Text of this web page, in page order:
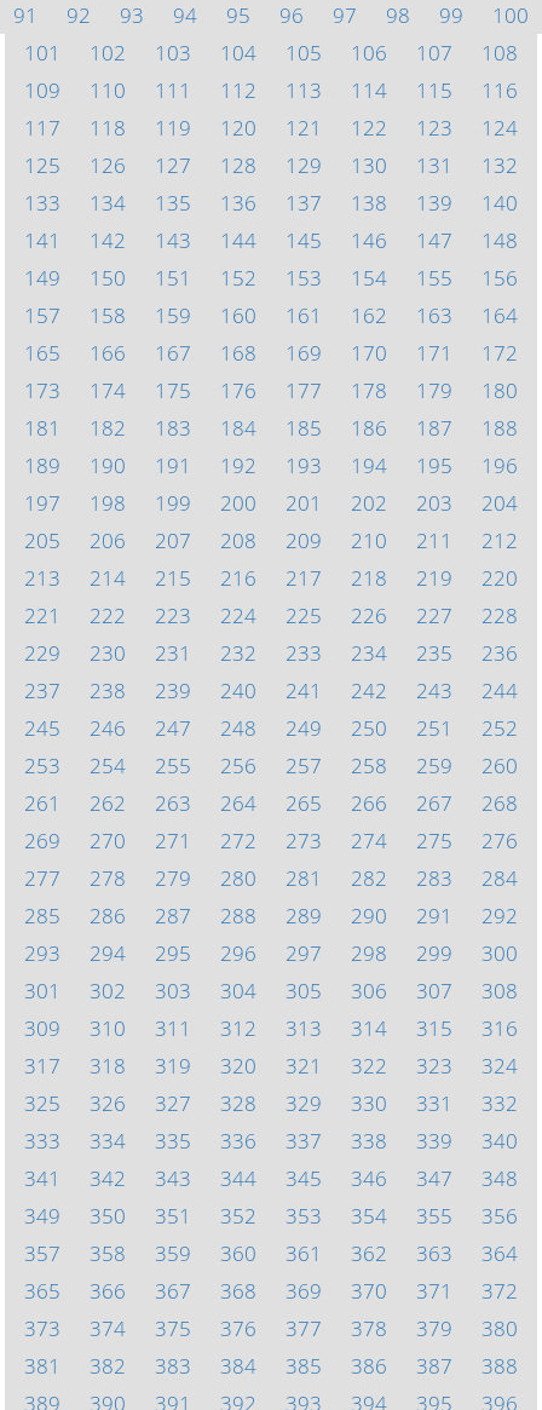
91
92 93 94 95 96 97 98 99
100
101
102 103 104 105 106 107
108
109
110 111 112 113 114 115
116
117
118 119 120 121 122 123
124
125
126 127 128 129 130 131
132
133
134 135 136 137 138 139
140
141
142 143 144 145 146 147
148
149
150 151 152 153 154 155
156
157
158 159 160 161 162 163
164
165
166 167 168 169 170 171
172
173
174 175 176 177 178 179
180
181
182 183 184 185 186 187
188
189
190 191 192 193 194 195
196
197
198 199 200 201 202 203
204
205
206 207 208 209 210 211
212
213
214 215 216 217 218 219
220
221
222 223 224 225 226 227
228
229
230 231 232 233 234 235
236
237
238 239 240 241 242 243
244
245
246 247 248 249 250 251
252
253
254 255 256 257 258 259
260
261
262 263 264 265 266 267
268
269
270 271 272 273 274 275
276
277
278 279 280 281 282 283
284
285
286 287 288 289 290 291
292
293
294 295 296 297 298 299
300
301
302 303 304 305 306 307
308
309
310 311 312 313 314 315
316
317
318 319 320 321 322 323
324
325
326 327 328 329 330 331
332
333
334 335 336 337 338 339
340
341
342 343 344 345 346 347
348
349
350 351 352 353 354 355
356
357
358 359 360 361 362 363
364
365
366 367 368 369 370 371
372
373
374 375 376 377 378 379
380
381
382 383 384 385 386 387
388
389
390 391 392 393 394 395 396